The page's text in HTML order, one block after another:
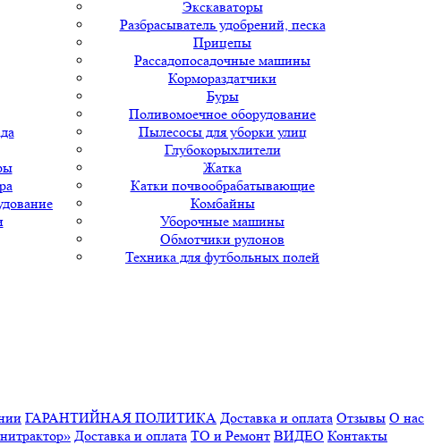
Экскаваторы
Разбрасыватель удобрений, песка
Прицепы
Рассадопосадочные машины
Кормораздатчики
Буры
Поливомоечное оборудование
Пылесосы для уборки улиц
Глубокорыхлители
Жатка
Катки почвообрабатывающие
Комбайны
Уборочные машины
Обмотчики рулонов
Техника для футбольных полей
ГАРАНТИЙНАЯ ПОЛИТИКА Доставка и оплата Отзывы О нас
Доставка и оплата ТО и Ремонт ВИДЕО Контакты